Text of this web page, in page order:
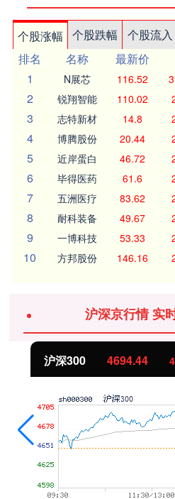
个股涨幅 个股跌幅 个股流入
排名
名称 最新价
1
N展芯 116.52
2 锐翔智能 110.02
3 志特新材 14.8
4 博腾股份 20.44
5 近岸蛋白 46.72
6 毕得医药 61.6
7 五洲医疗 83.62
8 耐科装备 49.67
9 一博科技 53.33
10 方邦股份 146.16
沪深京行情 实
北证50 1134.24